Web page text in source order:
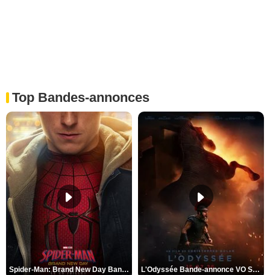
Top Bandes-annonces
Spider-Man: Brand New Day Bande-annonce VO STFR L'Odyssée Bande-annonce VO STFR